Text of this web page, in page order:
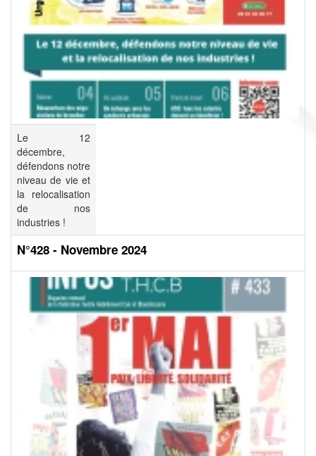
Le 12
décembre,
défendons notre
niveau de vie et
la relocalisation
de nos
industries !
N°428 - Novembre 2024